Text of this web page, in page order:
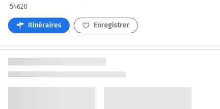
54620
Itinéraires Enregistrer